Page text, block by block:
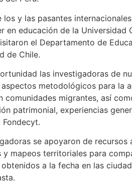
los y las pasantes
en educación de la Universidad
el Departamento de
de Chile.
las investigadoras de
metodológicos para la
comunidades migrantes, así
patrimonial, experiencias
se apoyaron de recursos
y mapeos territoriales para
a la fecha en las